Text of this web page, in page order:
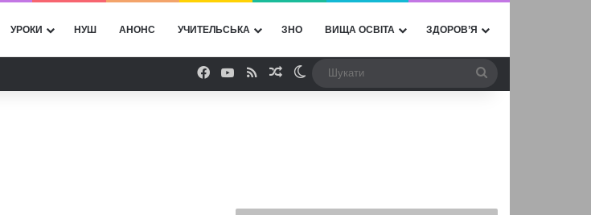
УРОКИ НУШ АНОНС УЧИТЕЛЬСЬКА ЗНО ВИЩА ОСВІТА ЗДОРОВ’Я
Facebook
YouTube
RSSВипадкова стаття
Switch skin